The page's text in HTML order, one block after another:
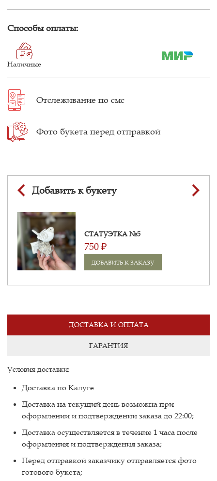
Способы оплаты:
Наличные
Отслеживание по смс
Фото букета перед отправкой
Добавить к букету
СТАТУЭТКА №5
750 ₽
ДОБАВИТЬ К ЗАКАЗУ
ГАРАНТИЯ
ДОСТАВКА И ОПЛАТА
Условия доставки:
Доставка по Калуге
Доставка на текущий день возможна при
оформлении и подтверждении заказа до 22:00;
Доставка осуществляется в течение 1 часа после
оформления и подтверждения заказа;
Перед отправкой заказчику отправляется фото
готового букета;